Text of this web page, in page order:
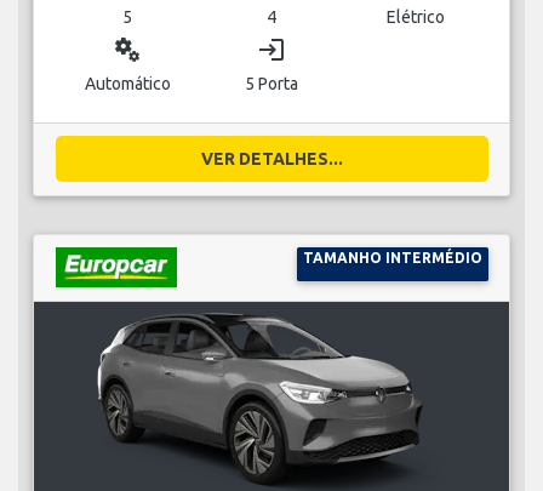
5 4 Elétrico
miscellaneous_services
Automático
login
5 Porta
VER DETALHES...
TAMANHO INTERMÉDIO